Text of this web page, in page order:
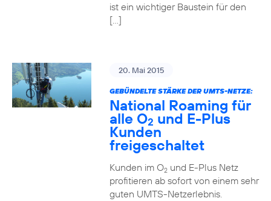
ist ein wichtiger Baustein für den
[…]
20. Mai 2015
GEBÜNDELTE STÄRKE DER UMTS-NETZE:
National Roaming für
alle O2 und E-Plus
Kunden
freigeschaltet
Kunden im O2und E-Plus Netz
profitieren ab sofort von einem sehr
guten UMTS-Netzerlebnis.